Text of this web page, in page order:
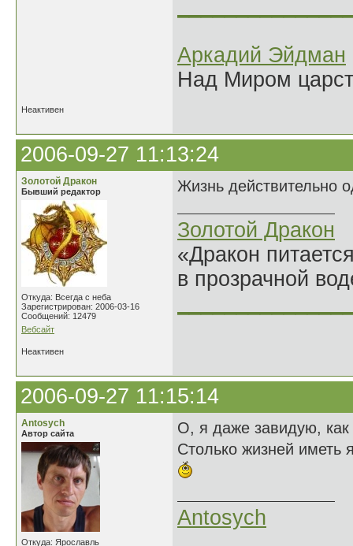
Аркадий Эйдман
Над Миром
Неактивен
2006-09-27 11:13:24
Золотой Дракон
Бывший редактор
Откуда: Всегда с неба
Зарегистрирован: 2006-03-16
Сообщений: 12479
Вебсайт
Жизнь действительно
Золотой Дракон
«Дракон
в прозрачной
Неактивен
2006-09-27 11:15:14
Antosych
Автор сайта
Откуда: Ярославль
О, я даже завидую, как
Столько жизней иметь
Antosych